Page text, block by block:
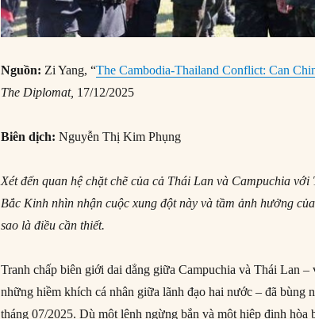
Nguồn: Zi Yang, “The Cambodia-Thailand Conflict: Can
The Diplomat, 17/12/2025
Biên dịch: Nguyễn Thị Kim Phụng
Xét đến quan hệ chặt chẽ của cả Thái Lan và Campuchia
Bắc Kinh nhìn nhận cuộc xung đột này và tầm ảnh hưởng
sao là điều cần thiết.
Tranh chấp biên giới dai dẳng giữa Campuchia và Thái Lan –
những hiềm khích cá nhân giữa lãnh đạo hai nước – đã bùng
tháng 07/2025. Dù một lệnh ngừng bắn và một hiệp định